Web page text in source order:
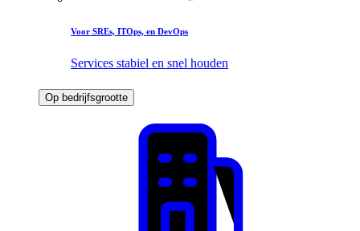
Voor SREs, ITOps, en DevOps
Services stabiel en snel houden
Op bedrijfsgrootte